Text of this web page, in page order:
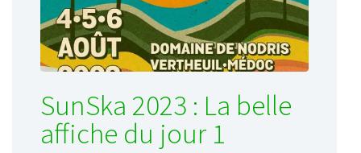
SunSka 2023 : La belle
affiche du jour 1